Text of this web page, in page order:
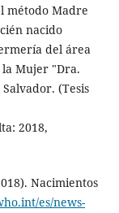
método Madre
nacido
del área
la Mujer "Dra.
(Tesis
2018,
Nacimientos
es/news-